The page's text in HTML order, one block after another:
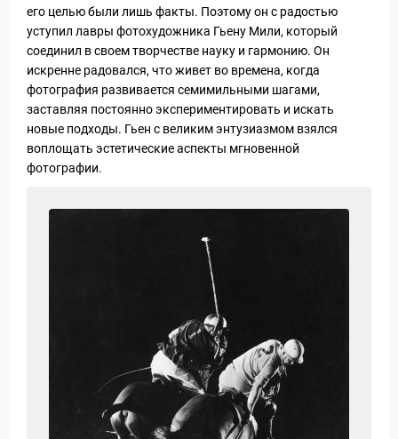
его целью были лишь факты. Поэтому он с радостью
уступил лавры фотохудожника Гьену Мили, который
соединил в своем творчестве науку и гармонию. Он
искренне радовался, что живет во времена, когда
фотография развивается семимильными шагами,
заставляя постоянно экспериментировать и искать
новые подходы. Гьен с великим энтузиазмом взялся
воплощать эстетические аспекты мгновенной
фотографии.